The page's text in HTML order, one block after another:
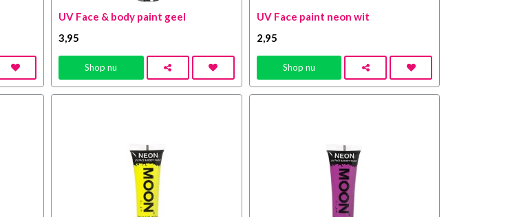
UV Face & body paint geel
3 ,95
Shop nu
UV Face paint neon wit
2 ,95
Shop nu